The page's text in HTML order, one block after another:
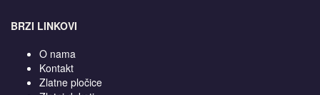
BRZI LINKOVI
O nama
Kontakt
Zlatne pločice